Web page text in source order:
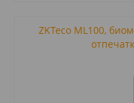
ZKTeco ML100,